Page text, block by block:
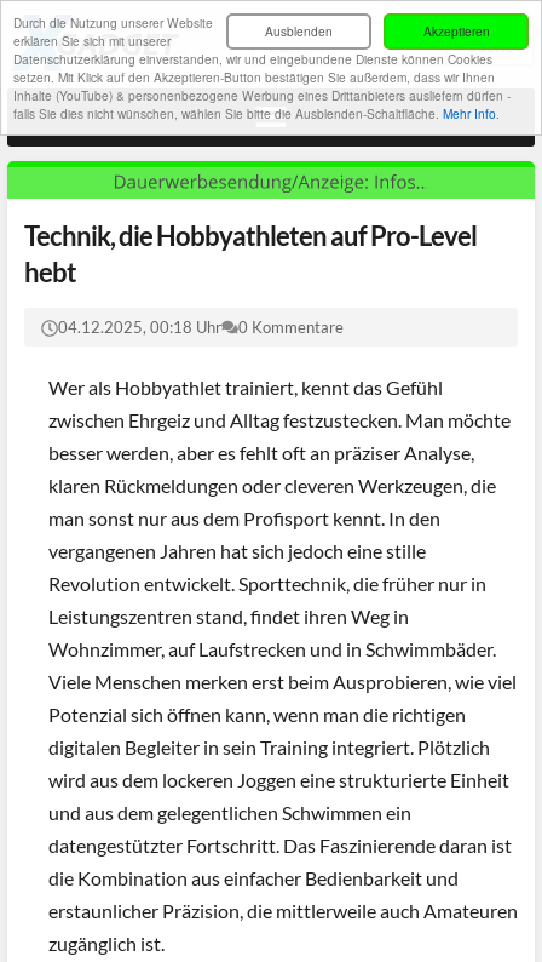
Akzeptieren
Ausblenden
Durch die Nutzung unserer Website
erklären Sie sich mit unserer
Datenschutzerklärung einverstanden, wir und eingebundene Dienste können Cookies
setzen. Mit Klick auf den Akzeptieren-Button bestätigen Sie außerdem, dass wir Ihnen
Inhalte (YouTube) & personenbezogene Werbung eines Drittanbieters ausliefern dürfen -
falls Sie dies nicht wünschen, wählen Sie bitte die Ausblenden-Schaltfläche. Mehr Info.
Technik, die Hobbyathleten auf Pro-Level
hebt
04.12.2025, 00:18 Uhr 0 Kommentare
Wer als Hobbyathlet trainiert, kennt das Gefühl
zwischen Ehrgeiz und Alltag festzustecken. Man möchte
besser werden, aber es fehlt oft an präziser Analyse,
klaren Rückmeldungen oder cleveren Werkzeugen, die
man sonst nur aus dem Profisport kennt. In den
vergangenen Jahren hat sich jedoch eine stille
Revolution entwickelt. Sporttechnik, die früher nur in
Leistungszentren stand, findet ihren Weg in
Wohnzimmer, auf Laufstrecken und in Schwimmbäder.
Viele Menschen merken erst beim Ausprobieren, wie viel
Potenzial sich öffnen kann, wenn man die richtigen
digitalen Begleiter in sein Training integriert. Plötzlich
wird aus dem lockeren Joggen eine strukturierte Einheit
und aus dem gelegentlichen Schwimmen ein
datengestützter Fortschritt. Das Faszinierende daran ist
die Kombination aus einfacher Bedienbarkeit und
erstaunlicher Präzision, die mittlerweile auch Amateuren
zugänglich ist.